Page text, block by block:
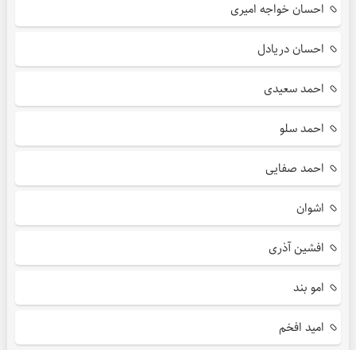
احسان خواجه امیری
احسان دریادل
احمد سعیدی
احمد سلو
احمد صفایی
اشوان
افشین آذری
امو بند
امید افخم